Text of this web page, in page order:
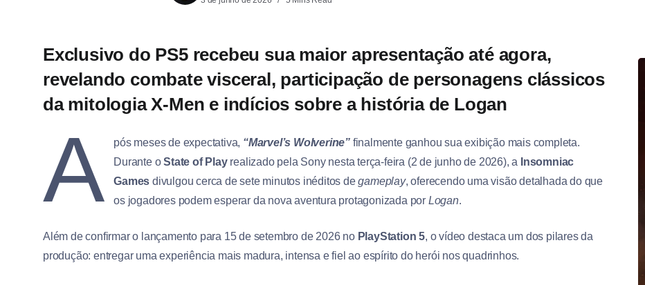
Exclusivo do PS5 recebeu sua maior apresentação até agora,
revelando combate visceral, participação de personagens clássicos
da mitologia X-Men e indícios sobre a história de Logan
A pós meses de expectativa, “Marvel’s Wolverine” finalmente ganhou sua exibição mais completa.
Durante oState of Playrealizado pela Sony nesta terça-feira (2 de junho de 2026), a Insomniac
Games divulgou cerca de sete minutos inéditos degameplay, oferecendo uma visão detalhada do que
os jogadores podem esperar da nova aventura protagonizada por Logan.
Além de confirmar o lançamento para 15 de setembro de 2026 no PlayStation 5, o vídeo destaca um dos pilares da
produção: entregar uma experiência mais madura, intensa e fiel ao espírito do herói nos quadrinhos.